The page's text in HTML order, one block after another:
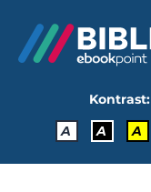
Kontrast:
A
A A